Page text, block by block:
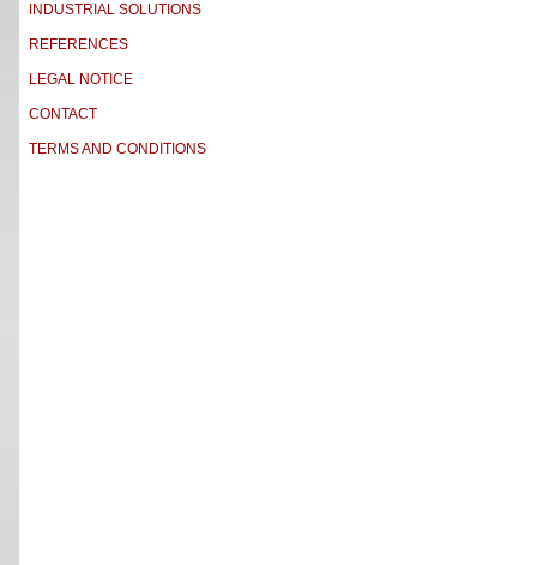
INDUSTRIAL SOLUTIONS
REFERENCES
LEGAL NOTICE
CONTACT
TERMS AND CONDITIONS